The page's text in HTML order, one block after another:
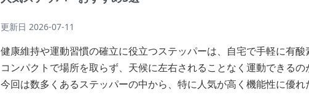
更新日 2026-07-11
健康維持や運動習慣の確立に役立つステッパーは、自宅で手軽に有酸
コンパクトで場所を取らず、天候に左右されることなく運動できるの
今回は数多くあるステッパーの中から、特に人気が高く機能性に優れ